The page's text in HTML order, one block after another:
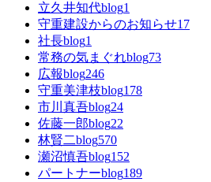
立久井知代blog1
守重建設からのお知らせ17
社長blog1
常務の気まぐれblog73
広報blog246
守重美津枝blog178
市川真吾blog24
佐藤一郎blog22
林賢二blog570
瀬沼慎吾blog152
パートナーblog189